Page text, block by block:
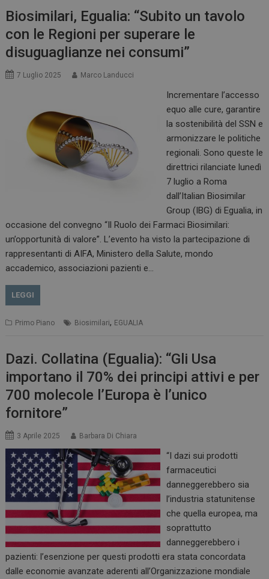
Biosimilari, Egualia: “Subito un tavolo
con le Regioni per superare le
disuguaglianze nei consumi”
7 Luglio 2025 Marco Landucci
Incrementare l’accesso
equo alle cure, garantire
la sostenibilità del SSN e
armonizzare le politiche
regionali. Sono queste le
direttrici rilanciate lunedì
7 luglio a Roma
dall’Italian Biosimilar
Group (IBG) di Egualia, in
occasione del convegno “Il Ruolo dei Farmaci Biosimilari:
un’opportunità di valore”. L’evento ha visto la partecipazione di
rappresentanti di AIFA, Ministero della Salute, mondo
accademico, associazioni pazienti e…
LEGGI
Primo Piano Biosimilari, EGUALIA
Dazi. Collatina (Egualia): “Gli Usa
importano il 70% dei principi attivi e per
700 molecole l’Europa è l’unico
fornitore”
3 Aprile 2025 Barbara Di Chiara
“I dazi sui prodotti
farmaceutici
danneggerebbero sia
l’industria statunitense
che quella europea, ma
soprattutto
danneggerebbero i
pazienti: l’esenzione per questi prodotti era stata concordata
dalle economie avanzate aderenti all’Organizzazione mondiale